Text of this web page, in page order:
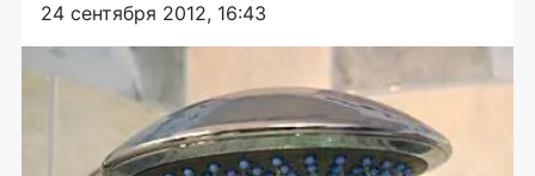
24 сентября 2012, 16:43